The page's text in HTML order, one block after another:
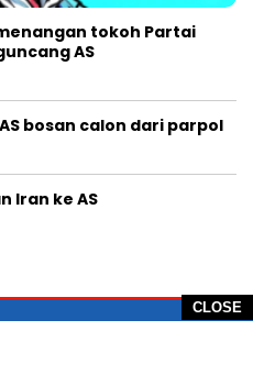
CLOSE
tokoh Partai
AS
bosan calon dari parpol
Iran ke AS